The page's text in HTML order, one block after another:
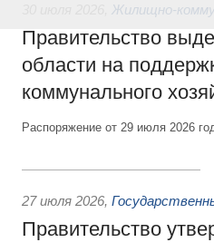
Жилищно-
Правительство
области на
коммунального
Распоряжение от 29 июля 2026
27 июля 2026,
Правительство